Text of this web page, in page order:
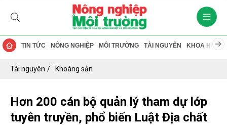
TIN TỨC NÔNG NGHIỆP MÔI TRƯỜNG TÀI NGUYÊN KHOA HỌC
Tài nguyên Khoáng sản
Hơn 200 cán bộ quản lý tham dự lớp
tuyên truyền, phổ biến Luật Địa chất